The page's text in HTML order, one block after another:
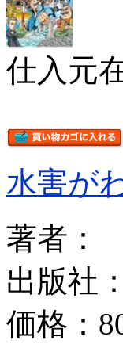
仕入元
水害が
著者：
出版社：
価格：